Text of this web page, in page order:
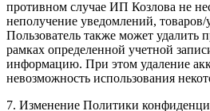
противном случае ИП Козлова не
неполучение уведомлений, товаров/
Пользователь также может удалить
рамках определенной учетной
информацию. При этом удаление
невозможность использования
7. Изменение Политики